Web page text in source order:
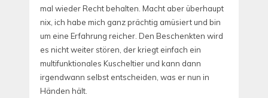
mal wieder Recht behalten. Macht aber überhaupt
nix, ich habe mich ganz prächtig amüsiert und bin
um eine Erfahrung reicher. Den Beschenkten wird
es nicht weiter stören, der kriegt einfach ein
multifunktionales Kuscheltier und kann dann
irgendwann selbst entscheiden, was er nun in
Händen hält.